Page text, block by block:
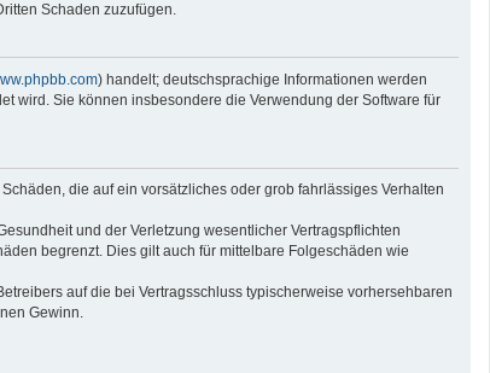
Schaden zuzufügen.
) handelt; deutschsprachige Informationen werden
wird. Sie können insbesondere die Verwendung der Software für
die auf ein vorsätzliches oder grob fahrlässiges Verhalten
und der Verletzung wesentlicher Vertragspflichten
begrenzt. Dies gilt auch für mittelbare Folgeschäden wie
auf die bei Vertragsschluss typischerweise vorhersehbaren
Gewinn.